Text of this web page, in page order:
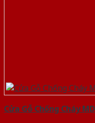
Cửa Gỗ Chống Cháy